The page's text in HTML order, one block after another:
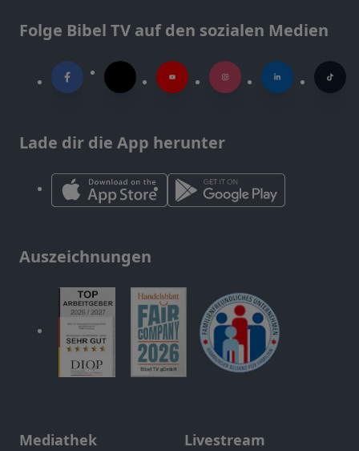
Folge Bibel TV auf den sozialen Medien
Lade dir die App herunter
Auszeichnungen
Mediathek Livestream